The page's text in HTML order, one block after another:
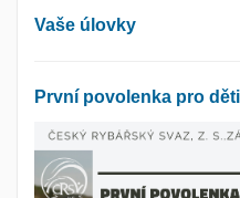
Vaše úlovky
První povolenka pro